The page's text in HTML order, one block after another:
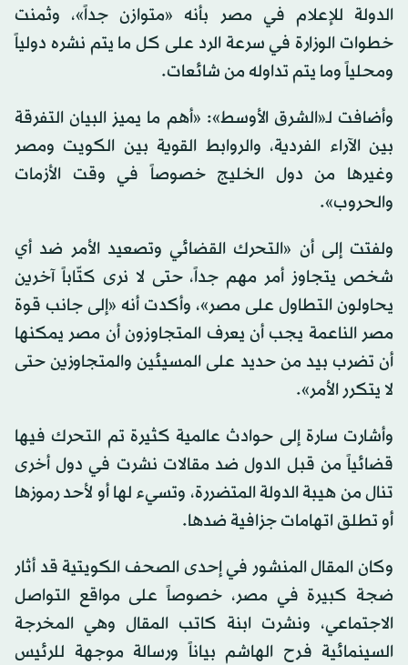
الدولة للإعلام في مصر بأنه «متوازن جداً»، وثمنت
خطوات الوزارة في سرعة الرد على كل ما يتم نشره دولياً
ومحلياً وما يتم تداوله من شائعات.
وأضافت لـ«الشرق الأوسط»: «أهم ما يميز البيان التفرقة
بين الآراء الفردية، والروابط القوية بين الكويت ومصر
وغيرها من دول الخليج خصوصاً في وقت الأزمات
والحروب».
ولفتت إلى أن «التحرك القضائي وتصعيد الأمر ضد أي
شخص يتجاوز أمر مهم جداً، حتى لا نرى كتّاباً آخرين
يحاولون التطاول على مصر»، وأكدت أنه «إلى جانب قوة
مصر الناعمة يجب أن يعرف المتجاوزون أن مصر يمكنها
أن تضرب بيد من حديد على المسيئين والمتجاوزين حتى
لا يتكرر الأمر».
وأشارت سارة إلى حوادث عالمية كثيرة تم التحرك فيها
قضائياً من قبل الدول ضد مقالات نشرت في دول أخرى
تنال من هيبة الدولة المتضررة، وتسيء لها أو لأحد رموزها
أو تطلق اتهامات جزافية ضدها.
وكان المقال المنشور في إحدى الصحف الكويتية قد أثار
ضجة كبيرة في مصر، خصوصاً على مواقع التواصل
الاجتماعي، ونشرت ابنة كاتب المقال وهي المخرجة
السينمائية فرح الهاشم بياناً ورسالة موجهة للرئيس